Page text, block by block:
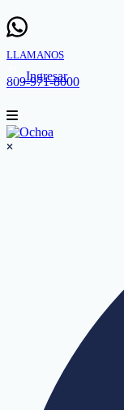
LLAMANOS
809-971-8000
Ingresar